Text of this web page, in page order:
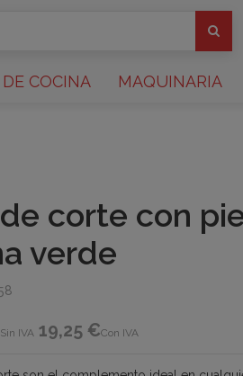
COCINA MAQUINARIA
corte con
verde
Sin IVA 19,25 €Con IVA